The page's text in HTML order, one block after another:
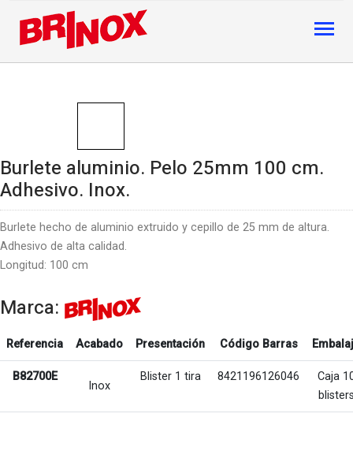
Burlete aluminio. Pelo 25mm 100 cm.
Adhesivo. Inox.
Burlete hecho de aluminio extruido y cepillo de 25 mm de altura.
Adhesivo de alta calidad.
Longitud: 100 cm
Marca:
Referencia Acabado Presentación Código Barras
B82700E
Inox
Blister 1 tira 8421196126046
Caja